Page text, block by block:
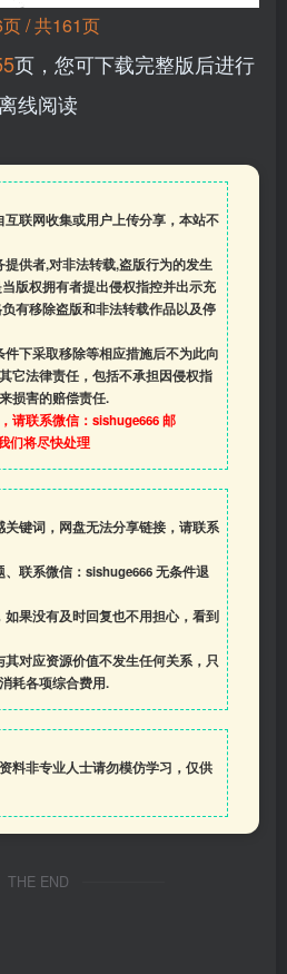
/ 共161页
页，您可下载完整版后进行
线阅读
互联网收集或用户上传分享，本站不
提供者,对非法转载,盗版行为的发生
版权拥有者提出侵权指控并出示充
有移除盗版和非法转载作品以及停
件下采取移除等相应措施后不为此向
它法律责任，包括不承担因侵权指
损害的赔偿责任.
请联系微信：sishuge666 邮
们将尽快处理
关键词，网盘无法分享链接，请联系
、联系微信：sishuge666 无条件退
果没有及时回复也不用担心，看到
其对应资源价值不发生任何关系，只
耗各项综合费用.
料非专业人士请勿模仿学习，仅供
THE END